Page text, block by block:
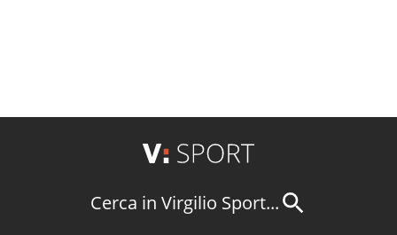
Cerca in Virgilio Sport...